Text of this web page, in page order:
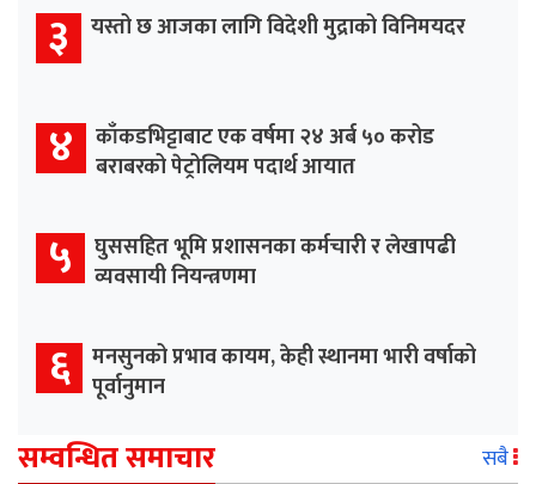
३ यस्तो छ आजका लागि विदेशी मुद्राको विनिमयदर
४ काँकडभिट्टाबाट एक वर्षमा २४ अर्ब ५० करोड
बराबरको पेट्रोलियम पदार्थ आयात
५ घुससहित भूमि प्रशासनका कर्मचारी र लेखापढी
व्यवसायी नियन्त्रणमा
६ मनसुनको प्रभाव कायम, केही स्थानमा भारी वर्षाको
पूर्वानुमान
सम्वन्धित समाचार सबै